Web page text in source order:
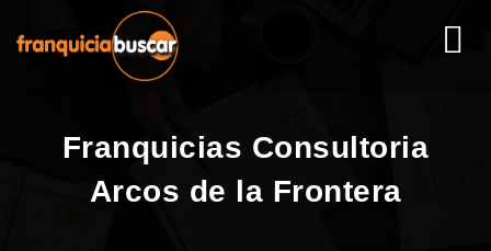
Franquicias Consultoria
Arcos de la Frontera